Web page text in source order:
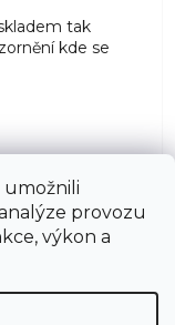
umožnili
provozu
výkon a
tak
kde se
5 hvězdiček.
další hodnocení